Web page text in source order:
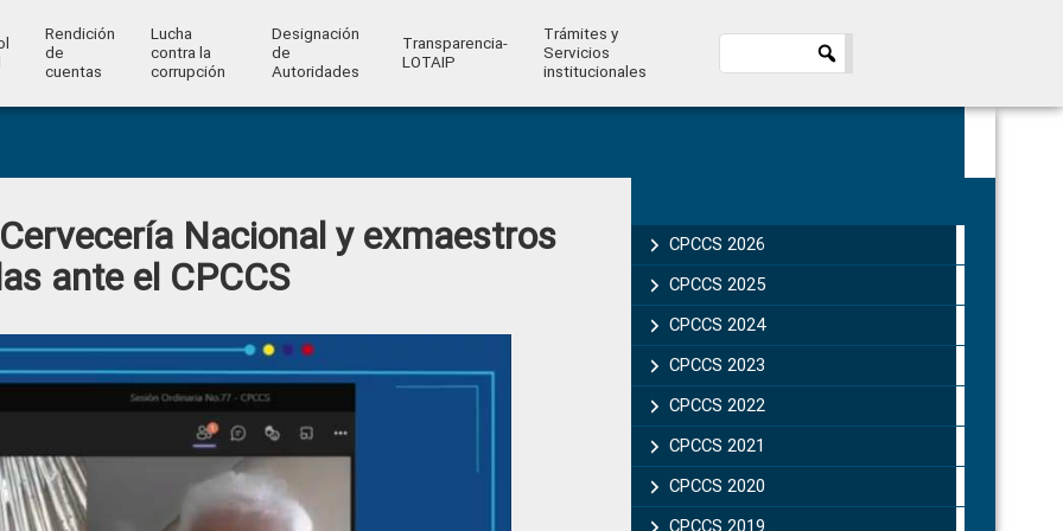
Rendición
de
cuentas
Lucha
contra la
corrupción
Designación
de
Autoridades
Transparencia-
LOTAIP
Trámites y
Servicios
institucionales
Nacional y exmaestros
ante el CPCCS
Sidebar
CPCCS 2026
CPCCS 2025
CPCCS 2024
CPCCS 2023
CPCCS 2022
CPCCS 2021
CPCCS 2020
CPCCS 2019 .